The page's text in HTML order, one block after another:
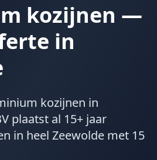
kozijnen —
in
kozijnen in
plaatst al 15+ jaar
in heel Zeewolde met 15